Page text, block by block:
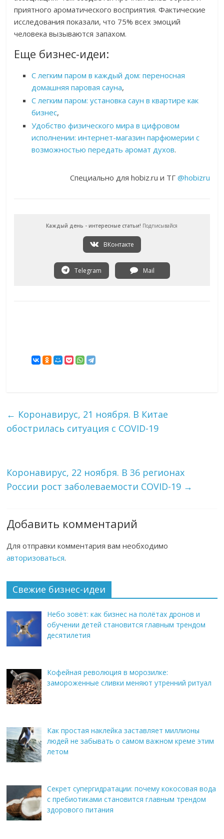
приятного ароматического восприятия. Фактические
исследования показали, что 75% всех эмоций
человека вызываются запахом.
Еще бизнес-идеи:
С легким паром в каждый дом: переносная
домашняя паровая сауна,
С легким паром: установка саун в квартире как
бизнес,
Удобство физического мира в цифровом
исполнении: интернет-магазин парфюмерии с
возможностью передать аромат духов.
Специально для hobiz.ru и ТГ @hobizru
Каждый день - интересные статьи! Подписывайся
ВКонтакте
Telegram Mail
← Коронавирус, 21 ноября. В Китае
обострилась ситуация с COVID-19
Коронавирус, 22 ноября. В 36 регионах
России рост заболеваемости COVID-19 →
Добавить комментарий
Для отправки комментария вам необходимо
авторизоваться.
Свежие бизнес-идеи
Небо зовёт: как бизнес на полётах дронов и
обучении детей становится главным трендом
десятилетия
Кофейная революция в морозилке:
замороженные сливки меняют утренний ритуал
Как простая наклейка заставляет миллионы
людей не забывать о самом важном креме этим
летом
Секрет супергидратации: почему кокосовая вода
с пребиотиками становится главным трендом
здорового питания